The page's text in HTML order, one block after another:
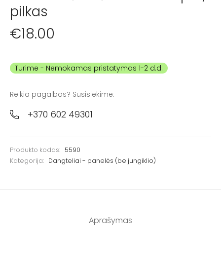
pilkas
€18.00
Turime
Reikia pagalbos? Susisiekime:
+370 602 49301
Produkto kodas: 5590
Kategorija: Dangteliai - panelės (be jungiklio)
Aprašymas